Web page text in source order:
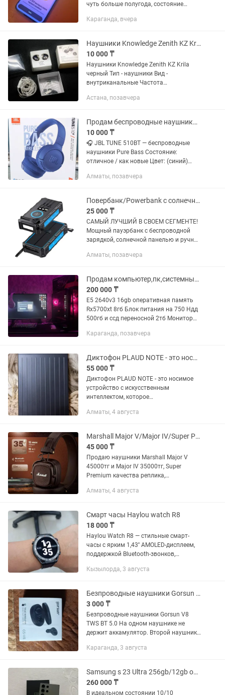
чуть больше полугода, состояние
отличается от других экраном,
Караганда, вчера
Наушники Knowledge Zenith KZ Krila черный
10 000 ₸
Наушники Knowledge Zenith KZ Krila
черный Тип - наушники Вид -
внутриканальные Частота
- 36 Ом Чувствительность - 109 дБ Вес -
Астана, позавчера
Продам беспроводные наушники JBL TUNE 510 BT PURE BASS
10 000 ₸
🎧 JBL TUNE 510BT — беспроводные
наушники Pure Bass Состояние:
отличное / как новые Цвет: (синий)
зарядки, упаковка 💡 Основное:
Алматы, позавчера
Повербанк/Powerbank с солнечными панелями
25 000 ₸
САМЫЙ ЛУЧШИЙ В СВОЕМ СЕГМЕНТЕ!
Мощный пауэрбанк с беспроводной
зарядкой, солнечной панелью и ручной
Беспроводная зарядка Qi до 15W
Алматы, позавчера
Продам компьютер,пк,системный блок с монитором
200 000 ₸
E5 2640v3 16gb оперативная память
Rx5700xt 8гб Блок питания на 750 Ндд
500гб и ссд переносной 2тб Монитор
Корпус с хорошим охлаждением и
Караганда, позавчера
Диктофон PLAUD NOTE - это носимое устройство с ИИ!
55 000 ₸
Диктофон PLAUD NOTE - это носимое
устройство с искусственным
интеллектом, которое
организации информации. Устройство
высококачественными микрофонами
Алматы, 4 августа
Marshall Major V/Major IV/Super Premium/стильные/мощные/доставка
45 000 ₸
Продаю наушники Marshall Major V
45000тг и Major IV 35000тг, Super
Premium качества реплика,
производства Сингапур,в коричневом
Алматы, 4 августа
Смарт часы Haylou watch R8
18 000 ₸
Haylou Watch R8 — стильные смарт-
часы с ярким 1,43′′ AMOLED-дисплеем,
поддержкой Bluetooth-звонков,
SpO2, мониторинга сна и более 100
Кызылорда, 3 августа
Безпроводные наушники Gorsun V8 TWS BT 5.0
3 000 ₸
Безпроводные наушники Gorsun V8
TWS BT 5.0 На одном наушнике не
держит аккамулятор. Второй наушник
, чехол работает нормально.
Караганда, 3 августа
Samsung s 23 Ultra 256gb/12gb ozu в идеальном состояний
260 000 ₸
В идеальном состоянии 10/10